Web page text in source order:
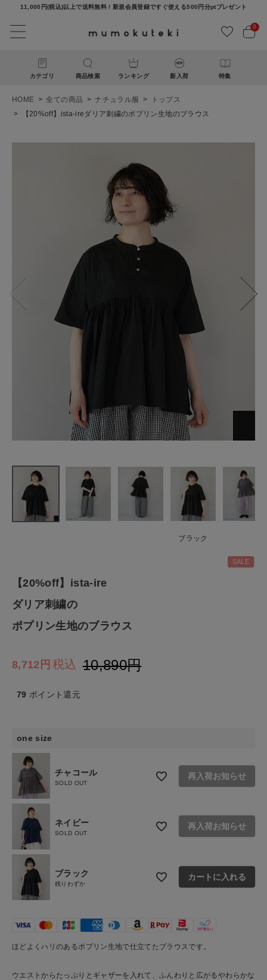
11,000円(税込)以上で送料無料 / 新規会員登録ですぐ使える500円分ptプレゼント
0
カテゴリ 商品検索 ランキング 新入荷 特集
新規会員登録
(税込)
CATEGORY
生活雑貨
食品
ギフト
ブランド
CONTENTS
特集
ご利用ガイド
お問い合わせ
ショップリスト
HOME 全ての商品 ナチュラル服
トップス
【20%off】ista-ireダリア刺繍のポプリン生地のブラウス
ブラック
【20%off】ista-ire
ダリア刺繍の
ポプリン生地のブラウス
SALE
10,890
8,712 税込
79 ポイント還元
one size
チャコール
SOLD OUT
再入荷お知らせ
ネイビー
SOLD OUT
再入荷お知らせ
ブラック
残りわずか
カートに入れる
ほどよくハリのあるポプリン生地で仕立てたブラウスです。
ウエストからたっぷりとギャザーを入れて、ふんわりと広がるやわらかな